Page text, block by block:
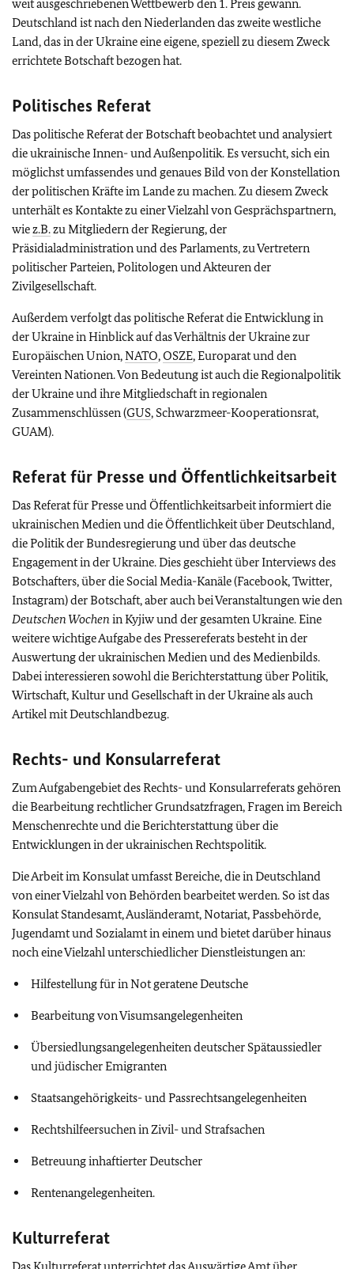
weit ausgeschriebenen Wettbewerb den 1. Preis gewann.
Deutschland ist nach den Niederlanden das zweite westliche
Land, das in der Ukraine eine eigene, speziell zu diesem Zweck
errichtete Botschaft bezogen hat.
Politisches Referat
Das politische Referat der Botschaft beobachtet und analysiert
die ukrainische Innen- und Außenpolitik. Es versucht, sich ein
möglichst umfassendes und genaues Bild von der Konstellation
der politischen Kräfte im Lande zu machen. Zu diesem Zweck
unterhält es Kontakte zu einer Vielzahl von Gesprächspartnern,
wiez.B.zu Mitgliedern der Regierung, der
Präsidialadministration und des Parlaments, zu Vertretern
politischer Parteien, Politologen und Akteuren der
Zivilgesellschaft.
Außerdem verfolgt das politische Referat die Entwicklung in
der Ukraine in Hinblick auf das Verhältnis der Ukraine zur
Europäischen Union,NATO,OSZE, Europarat und den
Vereinten Nationen. Von Bedeutung ist auch die Regionalpolitik
der Ukraine und ihre Mitgliedschaft in regionalen
Zusammenschlüssen (GUS, Schwarzmeer-Kooperationsrat,
GUAM).
Referat für Presse und Öffentlichkeitsarbeit
Das Referat für Presse und Öffentlichkeitsarbeit informiert die
ukrainischen Medien und die Öffentlichkeit über Deutschland,
die Politik der Bundesregierung und über das deutsche
Engagement in der Ukraine. Dies geschieht über Interviews des
Botschafters, über die Social Media-Kanäle (Facebook, Twitter,
Instagram) der Botschaft, aber auch bei Veranstaltungen wie den
Deutschen Wochenin Kyjiw und der gesamten Ukraine. Eine
weitere wichtige Aufgabe des Pressereferats besteht in der
Auswertung der ukrainischen Medien und des Medienbilds.
Dabei interessieren sowohl die Berichterstattung über Politik,
Wirtschaft, Kultur und Gesellschaft in der Ukraine als auch
Artikel mit Deutschlandbezug.
Rechts- und Konsularreferat
Zum Aufgabengebiet des Rechts- und Konsularreferats gehören
die Bearbeitung rechtlicher Grundsatzfragen, Fragen im Bereich
Menschenrechte und die Berichterstattung über die
Entwicklungen in der ukrainischen Rechtspolitik.
Die Arbeit im Konsulat umfasst Bereiche, die in Deutschland
von einer Vielzahl von Behörden bearbeitet werden. So ist das
Konsulat Standesamt, Ausländeramt, Notariat, Passbehörde,
Jugendamt und Sozialamt in einem und bietet darüber hinaus
noch eine Vielzahl unterschiedlicher Dienstleistungen an:
Hilfestellung für in Not geratene Deutsche
Bearbeitung von Visumsangelegenheiten
Übersiedlungsangelegenheiten deutscher Spätaussiedler
und jüdischer Emigranten
Staatsangehörigkeits- und Passrechtsangelegenheiten
Rechtshilfeersuchen in Zivil- und Strafsachen
Betreuung inhaftierter Deutscher
Rentenangelegenheiten.
Kulturreferat